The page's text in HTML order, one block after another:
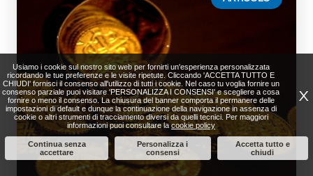
X
Usiamo i cookie sul nostro sito web per fornirti un'esperienza personalizzata
ricordando le tue preferenze e le visite ripetute. Cliccando 'ACCETTA TUTTO E
CHIUDI' fornisci il consenso all'utilizzo di tutti i cookie. Nel caso tu voglia fornire un
consenso parziale puoi visitare 'PERSONALIZZA I CONSENSI' e scegliere a cosa
fornire o meno il consenso. La chiusura del banner comporta il permanere delle
impostazioni di default e dunque la continuazione della navigazione in assenza di
cookie o altri strumenti di tracciamento diversi da quelli tecnici. Per maggiori
informazioni puoi consultare lacookie policy
Continua senza
accettare
Personalizza i
consensi
Accetta tutto e
chiudi